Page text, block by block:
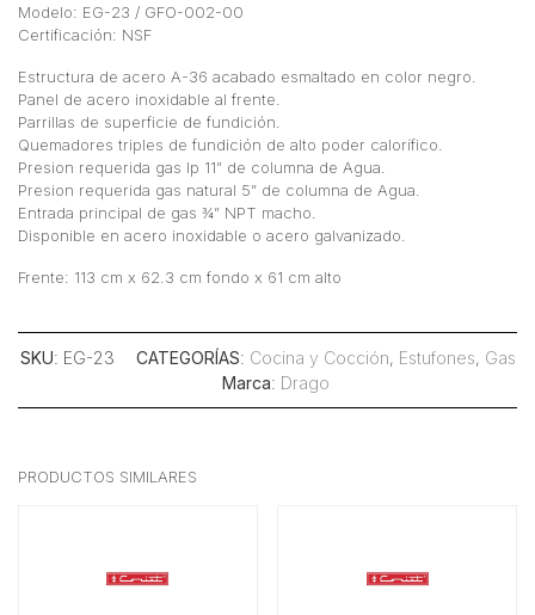
Modelo: EG-23 / GFO-002-00
Certificación: NSF
Estructura de acero A-36 acabado esmaltado en color negro.
Panel de acero inoxidable al frente.
Parrillas de superficie de fundición.
Quemadores triples de fundición de alto poder calorífico.
Presion requerida gas lp 11” de columna de Agua.
Presion requerida gas natural 5” de columna de Agua.
Entrada principal de gas 3⁄4” NPT macho.
Disponible en acero inoxidable o acero galvanizado.
Frente: 113 cm x 62.3 cm fondo x 61 cm alto
SKU: EG-23 CATEGORÍAS: Cocina y Cocción, Estufones, Gas
Marca: Drago
PRODUCTOS SIMILARES